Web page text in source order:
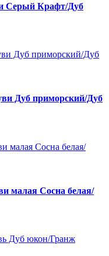
Серый Крафт/Дуб
Дуб приморский/Дуб
малая Сосна белая/